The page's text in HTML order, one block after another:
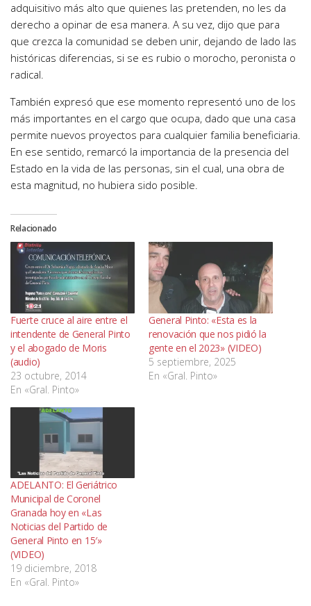
adquisitivo más alto que quienes las pretenden, no les da
derecho a opinar de esa manera. A su vez, dijo que para
que crezca la comunidad se deben unir, dejando de lado las
históricas diferencias, si se es rubio o morocho, peronista o
radical.
También expresó que ese momento representó uno de los
más importantes en el cargo que ocupa, dado que una casa
permite nuevos proyectos para cualquier familia beneficiaria.
En ese sentido, remarcó la importancia de la presencia del
Estado en la vida de las personas, sin el cual, una obra de
esta magnitud, no hubiera sido posible.
Relacionado
Fuerte cruce al aire entre el
intendente de General Pinto
y el abogado de Moris
(audio)
23 octubre, 2014
En «Gral. Pinto»
General Pinto: «Esta es la
renovación que nos pidió la
gente en el 2023» (VIDEO)
5 septiembre, 2025
En «Gral. Pinto»
ADELANTO: El Geriátrico
Municipal de Coronel
Granada hoy en «Las
Noticias del Partido de
General Pinto en 15′»
(VIDEO)
19 diciembre, 2018
En «Gral. Pinto»